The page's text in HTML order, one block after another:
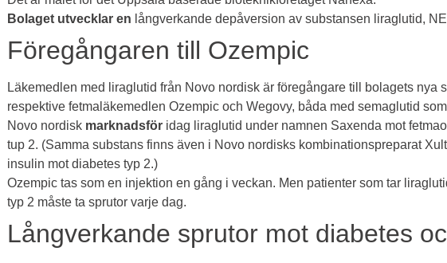
Bolaget utvecklar en långverkande depåversion av substansen liraglutid,
Föregångaren till Ozempic
Läkemedlen med liraglutid från Novo nordiskär föregångare till bolagets nya
respektive fetmaläkemedlen Ozempic och Wegovy, båda med semaglutid
Novo nordiskmarknadsföridag liraglutid under namnen Saxenda mot fetma
tup 2. (Samma substans finns även i Novo nordisks kombinationspreparat
insulin mot diabetes typ 2.)
Ozempic tas som en injektion en gång i veckan. Men patienter som tar
typ 2 måste ta sprutor varje dag.
Långverkande sprutor mot diabetes